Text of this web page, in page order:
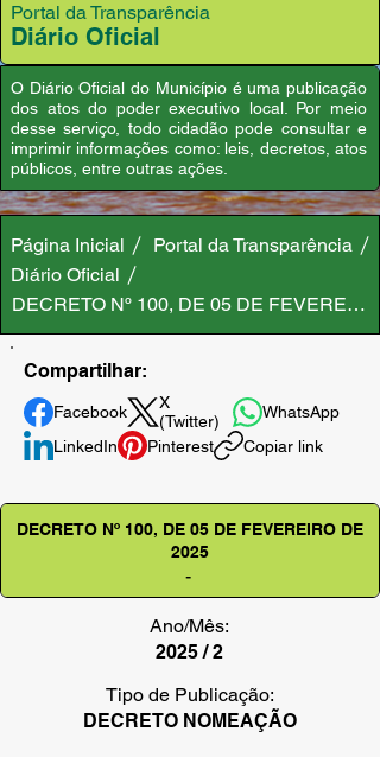
Portal da Transparência
Diário Oficial
O Diário Oficial do Município é uma publicação
dos atos do poder executivo local. Por meio
desse serviço, todo cidadão pode consultar e
imprimir informações como: leis, decretos, atos
públicos, entre outras ações.
Página Inicial
Portal da Transparência
Diário Oficial
DECRETO Nº 100, DE 05 DE FEVEREIRO
Compartilhar:
Facebook
X
(Twitter)
WhatsApp
LinkedIn
Pinterest Copiar link
DECRETO Nº 100, DE 05 DE FEVEREIRO DE
2025
-
Ano/Mês:
2025 / 2
Tipo de Publicação:
DECRETO NOMEAÇÃO